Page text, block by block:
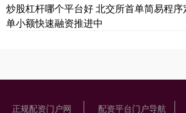
炒股杠杆哪个平台好 北交所首单简易程
单小额快速融资推进中
正规配资门户网 配资平台门户导航